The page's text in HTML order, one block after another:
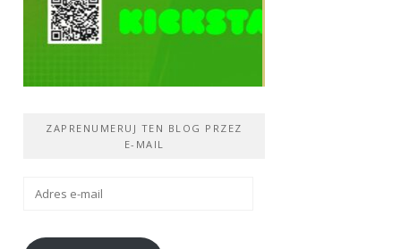
ZAPRENUMERUJ TEN BLOG PRZEZ
E-MAIL
Adres